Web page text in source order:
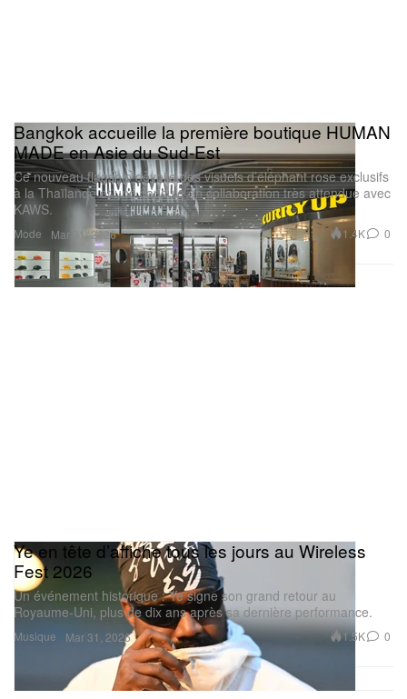
Mode
Bangkok accueille la première boutique HUMAN
MADE en Asie du Sud‑Est
Ce nouveau flagship dévoile des visuels d’éléphant rose exclusifs
à la Thaïlande et une capsule en collaboration très attendue avec
KAWS.
Mar 31, 2026 1.4K 0
Musique
Ye en tête d’affiche tous les jours au Wireless
Fest 2026
Un événement historique : Ye signe son grand retour au
Royaume‑Uni, plus de dix ans après sa dernière performance.
Mar 31, 2026 1.5K 0